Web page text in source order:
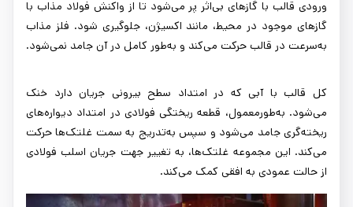
ورودی قالب با گازهای بی‌اثر پر می‌شود تا از واکنش فولاد مذاب با
گازهای موجود در محیط، مانند اکسیژن، جلوگیری شود. فلز مذاب
به‌سرعت در قالب حرکت می‌کند و به‌طور کامل در آن جامد نمی‌شود.
کل قالب با آبی که در امتداد سطح بیرونی جریان دارد خنک
می‌شود. به‌طورمعمول، قطعه ریختگی فولادی در امتداد دیواره‌های
ریخته‌گری جامد می‌شود و سپس به‌تدریج به سمت غلتک‌ها حرکت
می‌کند. این مجموعه غلتک‌ها، به تغییر جهت جریان اسلب فولادی
از حالت عمودی به افقی کمک می‌کند.